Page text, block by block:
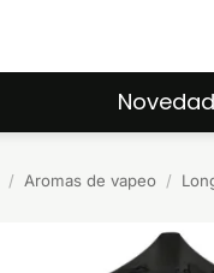
/ Aromas de vapeo /